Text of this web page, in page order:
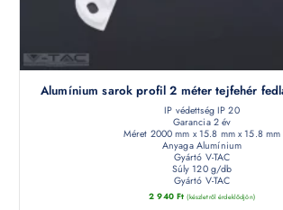
Alumínium sarok profil 2 méter tejfehér
IP védettség IP 20
Garancia 2 év
Méret 2000 mm x 15.8 mm x 15.8 mm
Anyaga Alumínium
Gyártó V-TAC
Súly 120 g/db
Gyártó V-TAC
2 940 Ft (készletről érdeklődjön)